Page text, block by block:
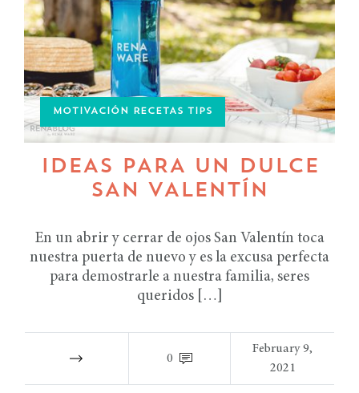
MOTIVACIÓN RECETAS TIPS
IDEAS PARA UN DULCE
SAN VALENTÍN
En un abrir y cerrar de ojos San Valentín toca
nuestra puerta de nuevo y es la excusa perfecta
para demostrarle a nuestra familia, seres
queridos […]
0
February 9,
2021